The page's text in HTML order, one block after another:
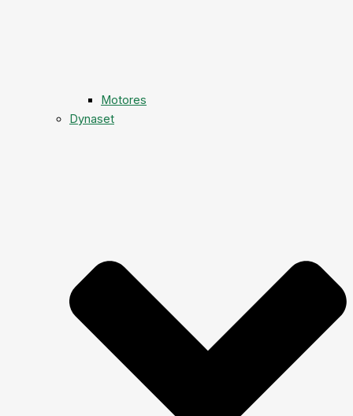
Motores
Dynaset